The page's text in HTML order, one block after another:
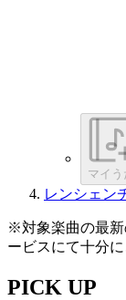
マイう
レンシェン
※対象楽曲の最新
ービスにて十分
PICK UP